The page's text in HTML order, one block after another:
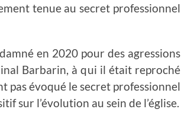
tenue au secret professionnel
en 2020 pour des agressions
Barbarin, à qui il était reproché
pas évoqué le secret professionnel
sur l’évolution au sein de l’église.